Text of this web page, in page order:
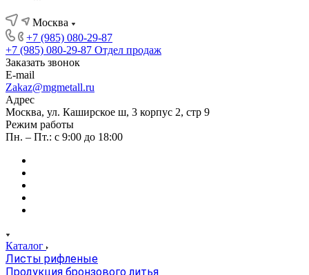
Москва
+7 (985) 080-29-87
+7 (985) 080-29-87 Отдел продаж
Заказать звонок
E-mail
Zakaz@mgmetall.ru
Адрес
Москва, ул. Каширское ш, 3 корпус 2, стр 9
Режим работы
Пн. – Пт.: с 9:00 до 18:00
Каталог
Листы рифленые
Продукция бронзового литья